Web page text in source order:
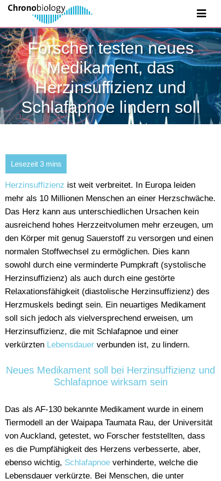
Forscher testen neues
Medikament, das
Herzinsuffizienz und
Schlafapnoe lindern soll
Herzinsuffizienz ist weit verbreitet. In Europa leiden
mehr als 10 Millionen Menschen an einer Herzschwäche.
Das Herz kann aus unterschiedlichen Ursachen kein
ausreichend hohes Herzzeitvolumen mehr erzeugen, um
den Körper mit genug Sauerstoff zu versorgen und einen
normalen Stoffwechsel zu ermöglichen. Dies kann
sowohl durch eine verminderte Pumpkraft (systolische
Herzinsuffizienz) als auch durch eine gestörte
Relaxationsfähigkeit (diastolische Herzinsuffizienz) des
Herzmuskels bedingt sein. Ein neuartiges Medikament
soll sich jedoch als vielversprechend erweisen, um
Herzinsuffizienz, die mit Schlafapnoe und einer
verkürzten Lebensdauer verbunden ist, zu lindern.
Neues Medikament soll bei Herzinsuffizienz und
Schlafapnoe wirksam sein
Das als AF-130 bekannte Medikament wurde in einem
Tiermodell an der Waipapa Taumata Rau, der Universität
von Auckland, getestet, wo Forscher feststellten, dass
es die Pumpfähigkeit des Herzens verbesserte, aber,
ebenso wichtig, Schlafapnoe verhinderte, welche die
Lebensdauer verkürzte. Bei Menschen, die unter